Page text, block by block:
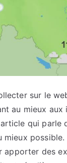
sur le
au mieux
qui parle
apporter des